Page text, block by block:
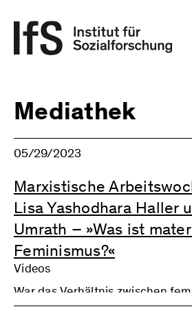
Mediathek
05/29/2023
Marxistische
Lisa Yashodhara Haller
Umrath – »Was ist
Feminismus?«
Videos
War das Verhältnis zwischen